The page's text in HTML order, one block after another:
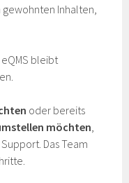
Inhalten,
bleibt
oder bereits
möchten,
Das Team